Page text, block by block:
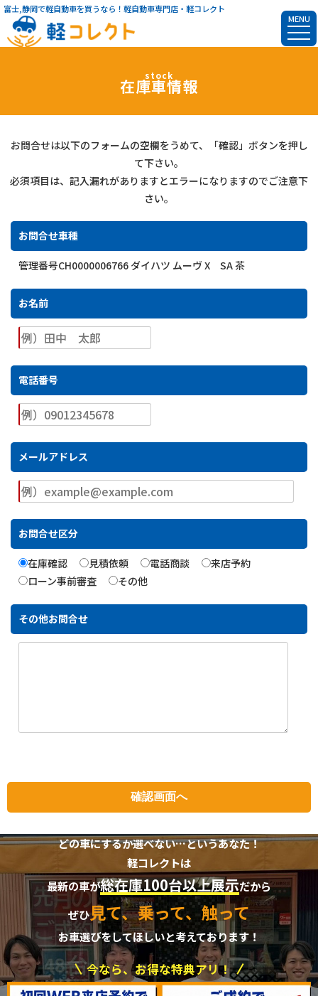
富士,静岡で軽自動車を買うなら！軽自動車専門店・軽コレクト
MENU
stock
在庫車情報
お問合せは以下のフォームの空欄をうめて、「確認」ボタンを押し
て下さい。
必須項目は、記入漏れがありますとエラーになりますのでご注意下
さい。
お問合せ車種
管理番号CH0000006766 ダイハツ ムーヴ X SA 茶
お名前
電話番号
メールアドレス
お問合せ区分
在庫確認 見積依頼 電話商談
来店予約
ローン事前審査
その他
その他お問合せ
どの車にするか選べない…というあなた！
軽コレクトは
最新の車が総在庫100台以上展示だから
ぜひ見て、乗って、触って
お車選びをしてほしいと考えております！
今なら、お得な特典アリ！